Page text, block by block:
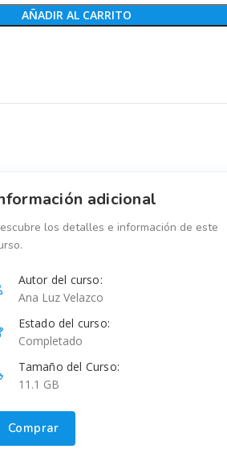
AÑADIR AL CARRITO
adicional
los detalles e información de este
Autor del curso:
Ana Luz Velazco
Estado del curso:
Completado
Tamaño del Curso:
11.1 GB
Comprar